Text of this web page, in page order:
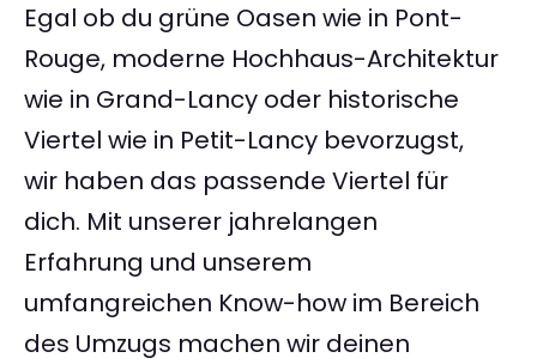
Egal ob du grüne Oasen wie in Pont-
Rouge, moderne Hochhaus-Architektur
wie in Grand-Lancy oder historische
Viertel wie in Petit-Lancy bevorzugst,
wir haben das passende Viertel für
dich. Mit unserer jahrelangen
Erfahrung und unserem
umfangreichen Know-how im Bereich
des Umzugs machen wir deinen